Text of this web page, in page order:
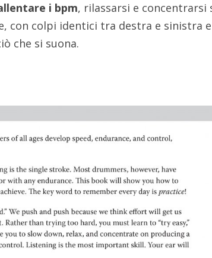
i bpm, rilassarsi e concentrarsi
con colpi identici tra destra e sinistra
che si suona.